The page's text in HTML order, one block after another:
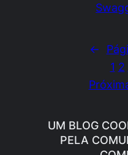
←
1 2
UM BLOG
PELA